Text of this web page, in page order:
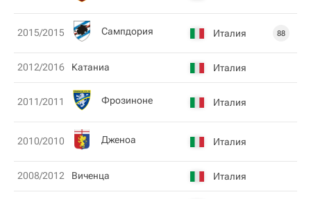
2015/2015 Сампдория Италия 88
2012/2016 Катаниа Италия
2011/2011 Фрозиноне Италия
2010/2010 Дженоа Италия
2008/2012 Виченца Италия